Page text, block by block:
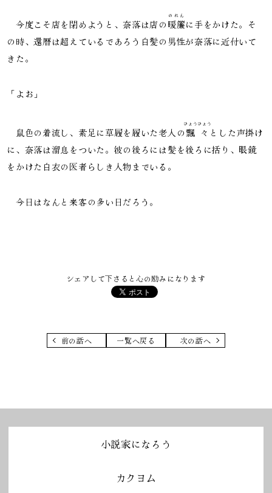
今度こそ店を閉めようと、奈落は店の 暖簾
のれん
に手をかけた。そ
の時、還暦は超えているであろう白髪の男性が奈落に近付いて
きた。
「よお」
鼠色の着流し、素足に草履を履いた老人の 飄々
ひょうひょう
とした声掛け
に、奈落は溜息をついた。彼の後ろには髪を後ろに括り、眼鏡
をかけた白衣の医者らしき人物までいる。
今日はなんと来客の多い日だろう。
シェアして下さると心の励みになります
前の話へ 一覧へ戻る 次の話へ
小説家になろう
カクヨム